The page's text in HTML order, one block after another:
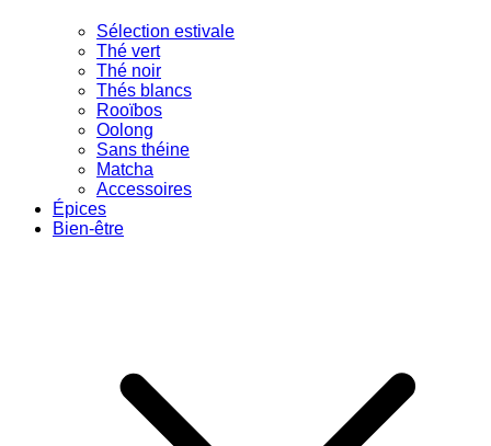
Sélection estivale
Thé vert
Thé noir
Thés blancs
Rooïbos
Oolong
Sans théine
Matcha
Accessoires
Épices
Bien-être